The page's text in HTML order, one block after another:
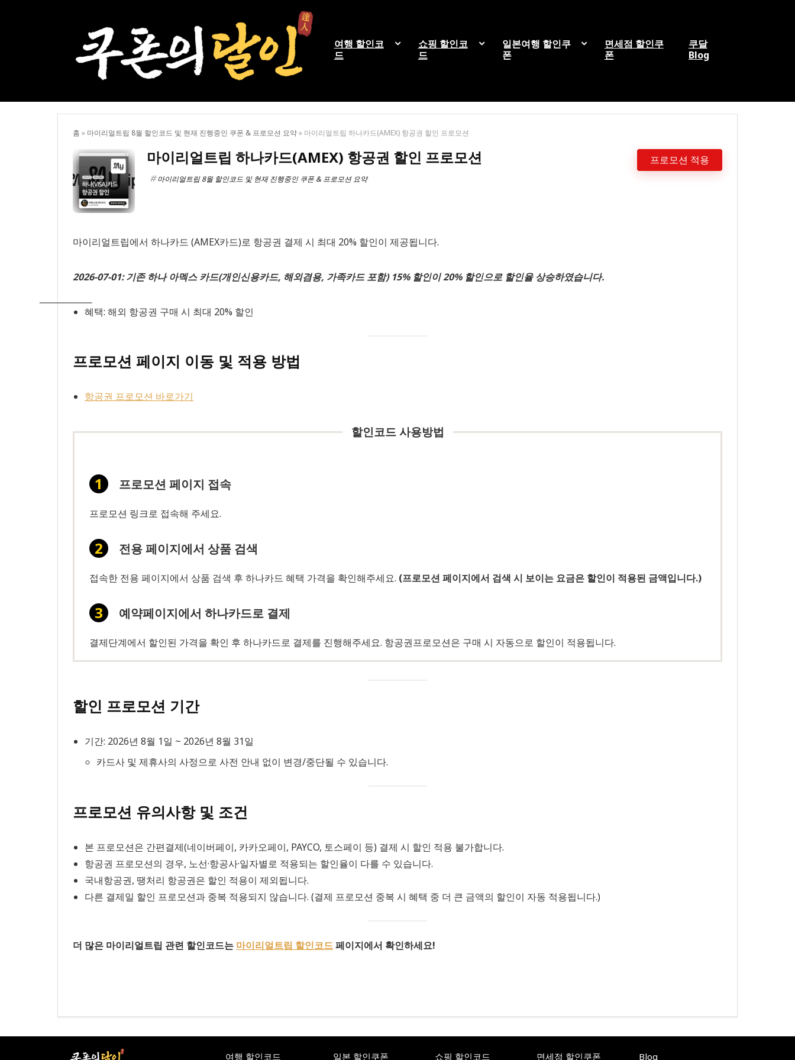
여행 할인코
드
쇼핑 할인코
드
일본여행 할인쿠
폰
면세점 할인쿠
폰
쿠달
Blog
홈 » 마이리얼트립 8월 할인코드 및 현재 진행중인 쿠폰 & 프로모션 요약» 마이리얼트립 하나카드(AMEX) 항공권 할인 프로모션
마이리얼트립 하나카드(AMEX) 항공권 할인 프로모션
마이리얼트립 8월 할인코드 및 현재 진행중인 쿠폰 & 프로모션 요약
프로모션 적용
마이리얼트립에서 하나카드 (AMEX카드)로 항공권 결제 시 최대 20% 할인이 제공됩니다.
2026-07-01: 기존 하나 아멕스 카드(개인신용카드, 해외겸용, 가족카드 포함) 15% 할인이 20% 할인으로 할인율 상승하였습니다.
혜택: 해외 항공권 구매 시 최대 20% 할인
프로모션 페이지 이동 및 적용 방법
항공권 프로모션 바로가기
할인코드 사용방법
프로모션 페이지 접속
프로모션 링크로 접속해 주세요.
전용 페이지에서 상품 검색
접속한 전용 페이지에서 상품 검색 후 하나카드 혜택 가격을 확인해주세요. (프로모션 페이지에서 검색 시 보이는 요금은 할인이 적용된 금액입니다.)
예약페이지에서 하나카드로 결제
결제단계에서 할인된 가격을 확인 후 하나카드로 결제를 진행해주세요. 항공권프로모션은 구매 시 자동으로 할인이 적용됩니다.
할인 프로모션 기간
기간: 2026년 8월 1일 ~ 2026년 8월 31일
카드사 및 제휴사의 사정으로 사전 안내 없이 변경/중단될 수 있습니다.
프로모션 유의사항 및 조건
본 프로모션은 간편결제(네이버페이, 카카오페이, PAYCO, 토스페이 등) 결제 시 할인 적용 불가합니다.
항공권 프로모션의 경우, 노선·항공사·일자별로 적용되는 할인율이 다를 수 있습니다.
국내항공권, 땡처리 항공권은 할인 적용이 제외됩니다.
다른 결제일 할인 프로모션과 중복 적용되지 않습니다. (결제 프로모션 중복 시 혜택 중 더 큰 금액의 할인이 자동 적용됩니다.)
더 많은 마이리얼트립 관련 할인코드는 마이리얼트립 할인코드페이지에서 확인하세요!
여행 할인코드 일본 할인쿠폰 쇼핑 할인코드 면세점 할인쿠폰 Blog